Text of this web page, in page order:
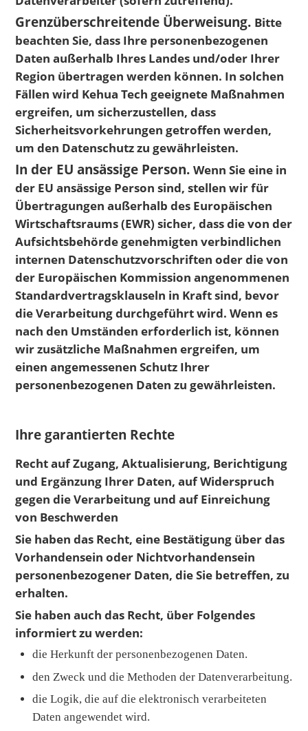
Grenzüberschreitende Überweisung. Bitte
beachten Sie, dass Ihre personenbezogenen
Daten außerhalb Ihres Landes und/oder Ihrer
Region übertragen werden können. In solchen
Fällen wird Kehua Tech geeignete Maßnahmen
ergreifen, um sicherzustellen, dass
Sicherheitsvorkehrungen getroffen werden,
um den Datenschutz zu gewährleisten.
In der EU ansässige Person.Wenn Sie eine in
der EU ansässige Person sind, stellen wir für
Übertragungen außerhalb des Europäischen
Wirtschaftsraums (EWR) sicher, dass die von der
Aufsichtsbehörde genehmigten verbindlichen
internen Datenschutzvorschriften oder die von
der Europäischen Kommission angenommenen
Standardvertragsklauseln in Kraft sind, bevor
die Verarbeitung durchgeführt wird. Wenn es
nach den Umständen erforderlich ist, können
wir zusätzliche Maßnahmen ergreifen, um
einen angemessenen Schutz Ihrer
personenbezogenen Daten zu gewährleisten.
Ihre garantierten Rechte
Recht auf Zugang, Aktualisierung, Berichtigung
und Ergänzung Ihrer Daten, auf Widerspruch
gegen die Verarbeitung und auf Einreichung
von Beschwerden
Sie haben das Recht, eine Bestätigung über das
Vorhandensein oder Nichtvorhandensein
personenbezogener Daten, die Sie betreffen, zu
erhalten.
Sie haben auch das Recht, über Folgendes
informiert zu werden:
die Herkunft der personenbezogenen Daten.
den Zweck und die Methoden der Datenverarbeitung.
die Logik, die auf die elektronisch verarbeiteten
Daten angewendet wird.